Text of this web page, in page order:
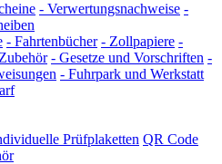
- Verwertungsnachweise -
- Fahrtenbücher - Zollpapiere -
- Gesetze und Vorschriften -
- Fuhrpark und Werkstatt
Prüfplaketten QR Code